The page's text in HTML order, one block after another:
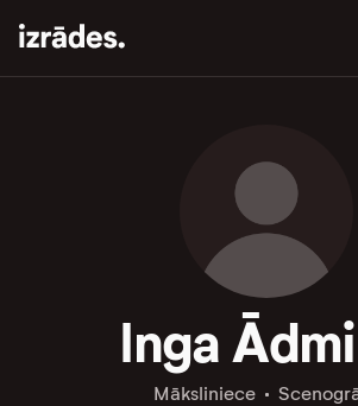
Inga
Māksliniece